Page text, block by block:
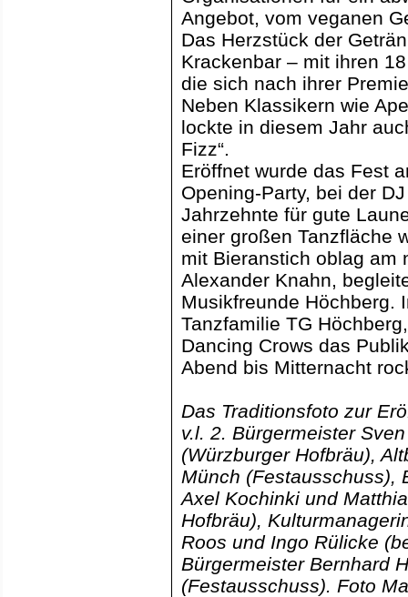
Angebot, vom veganen
Das Herzstück der
Krackenbar – mit ihren
die sich nach ihrer
Neben Klassikern wie
lockte in diesem Jahr
Fizz“.
Eröffnet wurde das Fest
Opening-Party, bei der
Jahrzehnte für gute
einer großen Tanzfläche
mit Bieranstich oblag am
Alexander Knahn,
Musikfreunde Höchberg.
Tanzfamilie TG
Dancing Crows das
Abend bis Mitternacht
Das Traditionsfoto zur
v.l. 2. Bürgermeister
(Würzburger Hofbräu),
Münch (Festausschuss),
Axel Kochinki und
Hofbräu),
Roos und Ingo Rülicke
Bürgermeister Bernhard
(Festausschuss). Foto